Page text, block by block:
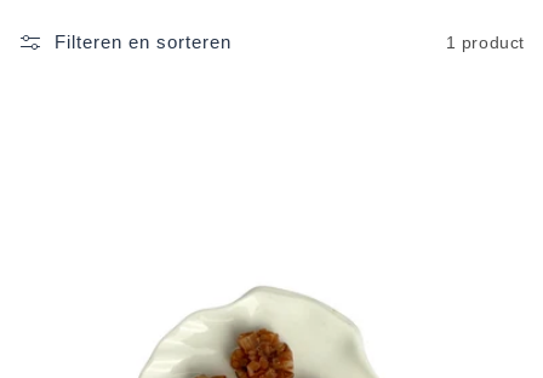
l
Filteren en sorteren 1 product